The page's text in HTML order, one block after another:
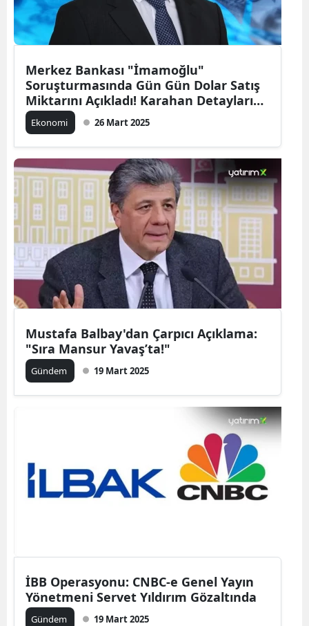
Merkez Bankası "İmamoğlu"
Soruşturmasında Gün Gün Dolar Satış
Miktarını Açıkladı! Karahan Detayları
Verdi
Ekonomi 26 Mart 2025
Mustafa Balbay'dan Çarpıcı Açıklama:
"Sıra Mansur Yavaş’ta!"
Gündem 19 Mart 2025
İBB Operasyonu: CNBC-e Genel Yayın
Yönetmeni Servet Yıldırım Gözaltında
Gündem 19 Mart 2025